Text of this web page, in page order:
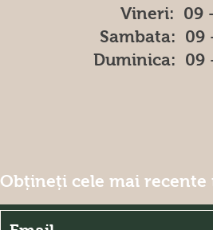
Vineri: 09
​​Sambata: 09
​Duminica: 09
Obțineți cele mai